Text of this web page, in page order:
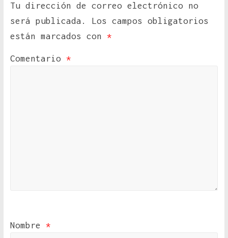
Tu dirección de correo electrónico no
será publicada.
Los campos obligatorios
están marcados con *
Comentario *
Nombre *